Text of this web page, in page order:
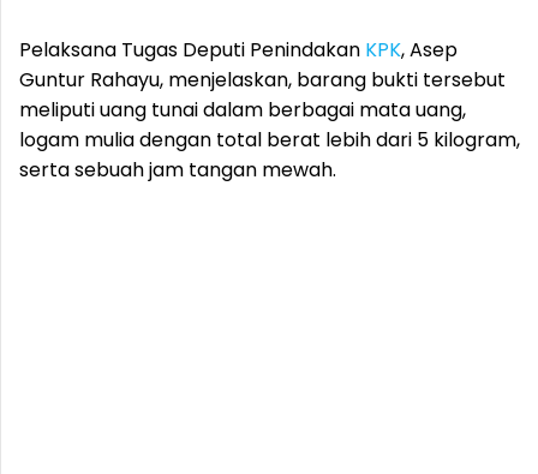
Pelaksana Tugas Deputi Penindakan KPK, Asep
Guntur Rahayu, menjelaskan, barang bukti tersebut
meliputi uang tunai dalam berbagai mata uang,
logam mulia dengan total berat lebih dari 5 kilogram,
serta sebuah jam tangan mewah.